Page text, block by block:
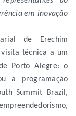
em inovação
de Erechim
técnica a um
Porto Alegre: o
a programação
Summit Brazil,